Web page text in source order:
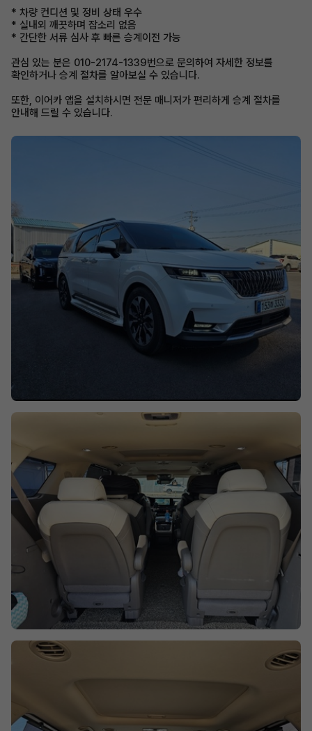
* 차량 컨디션 및 정비 상태 우수
* 실내외 깨끗하며 잡소리 없음
* 간단한 서류 심사 후 빠른 승계이전 가능
관심 있는 분은 010-2174-1339번으로 문의하여 자세한 정보를
확인하거나 승계 절차를 알아보실 수 있습니다.
또한, 이어카 앱을 설치하시면 전문 매니저가 편리하게 승계 절차를
안내해 드릴 수 있습니다.